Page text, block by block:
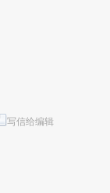
写信给编辑